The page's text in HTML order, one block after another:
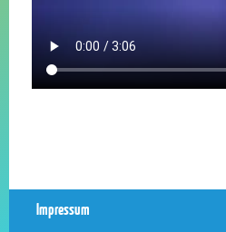
Impressum